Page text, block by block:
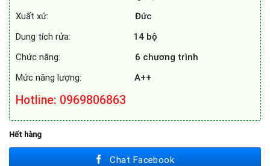
Xuất xứ: Đức
Dung tích rửa: 14 bộ
Chức năng: 6 chương trình
Mức năng lượng: A++
Hotline: 0969806863
Hết hàng
Chat Facebook